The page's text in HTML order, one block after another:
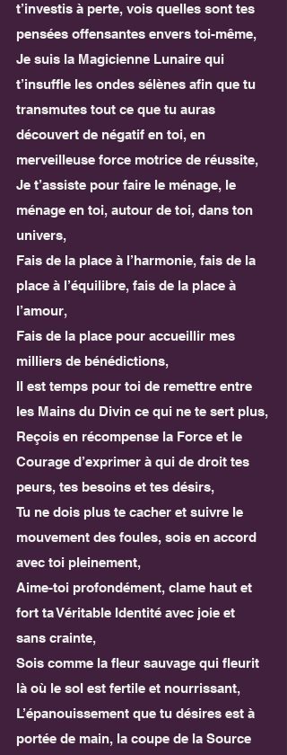
t’investis à perte, vois quelles sont tes
pensées offensantes envers toi-même,
Je suis la Magicienne Lunaire qui
t’insuffle les ondes sélènes afin que tu
transmutes tout ce que tu auras
découvert de négatif en toi, en
merveilleuse force motrice de réussite,
Je t’assiste pour faire le ménage, le
ménage en toi, autour de toi, dans ton
univers,
Fais de la place à l’harmonie, fais de la
place à l’équilibre, fais de la place à
l’amour,
Fais de la place pour accueillir mes
milliers de bénédictions,
Il est temps pour toi de remettre entre
les Mains du Divin ce qui ne te sert plus,
Reçois en récompense la Force et le
Courage d’exprimer à qui de droit tes
peurs, tes besoins et tes désirs,
Tu ne dois plus te cacher et suivre le
mouvement des foules, sois en accord
avec toi pleinement,
Aime-toi profondément, clame haut et
fort ta Véritable Identité avec joie et
sans crainte,
Sois comme la fleur sauvage qui fleurit
là où le sol est fertile et nourrissant,
L’épanouissement que tu désires est à
portée de main, la coupe de la Source